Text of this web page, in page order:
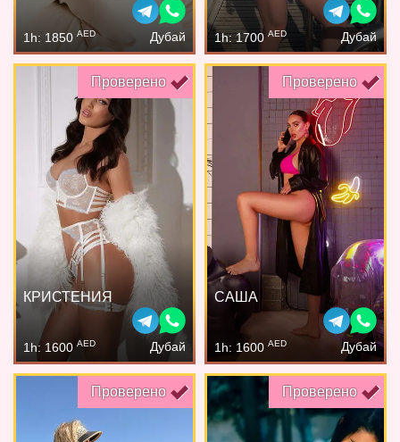
1h: 1850 AED Дубай 1h: 1700 AED Дубай
Проверено
КРИСТЕНИЯ
1h: 1600 AED Дубай
Проверено
САША
1h: 1600 AED Дубай
Проверено Проверено